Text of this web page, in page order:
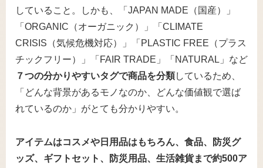
していること。しかも、「JAPAN MADE（国産）」
「ORGANIC（オーガニック）」「CLIMATE
CRISIS（気候危機対応）」「PLASTIC FREE（プラス
チックフリー）」「FAIR TRADE」「NATURAL」など
７つの分かりやすいタグで商品を分類しているため、
「どんな背景があるモノなのか、どんな価値観で選ば
れているのか」がとても分かりやすい。
アイテムはコスメや日用品はもちろん、食品、防災グ
ッズ、ギフトセット、防災用品、生活雑貨まで約500ア